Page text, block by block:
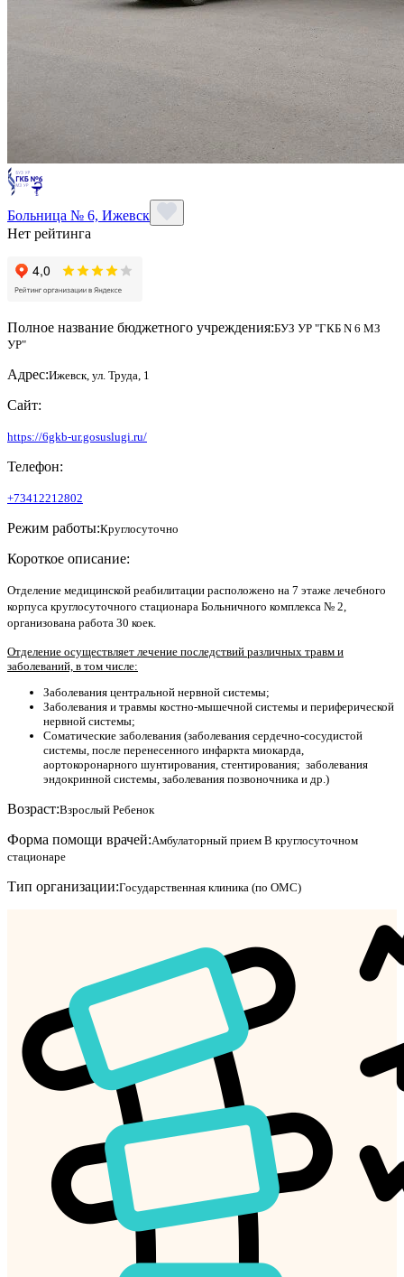
Больница № 6, Ижевск
Нет рейтинга
Полное название бюджетного учреждения:БУЗ УР "ГКБ N 6 МЗ
УР"
Адрес:Ижевск, ул. Труда, 1
Сайт:
https://6gkb-ur.gosuslugi.ru/
Телефон:
+73412212802
Режим работы:Круглосуточно
Короткое описание:
Отделение медицинской реабилитации расположено на 7 этаже лечебного
корпуса круглосуточного стационара Больничного комплекса № 2,
организована работа 30 коек.
Отделение осуществляет лечение последствий различных травм и
заболеваний, в том числе:
Заболевания центральной нервной системы;
Заболевания и травмы костно-мышечной системы и периферической
нервной системы;
Соматические заболевания (заболевания сердечно-сосудистой
системы, после перенесенного инфаркта миокарда,
аортокоронарного шунтирования, стентирования; заболевания
эндокринной системы, заболевания позвоночника и др.)
Возраст:Взрослый Ребенок
Форма помощи врачей:Амбулаторный прием В круглосуточном
стационаре
Тип организации:Государственная клиника (по ОМС)